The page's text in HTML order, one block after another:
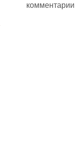
комментарии